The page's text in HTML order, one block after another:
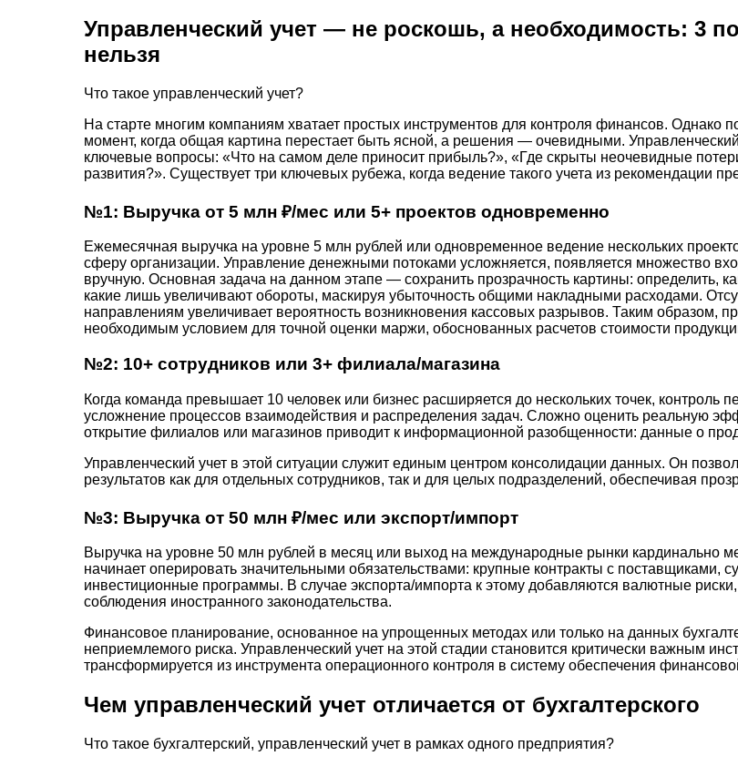
Управленческий учет — не роскошь, а необходимость: 3
нельзя
Что такое управленческий учет?
На старте многим компаниям хватает простых инструментов для контроля финансов. Однако
момент, когда общая картина перестает быть ясной, а решения — очевидными.
ключевые вопросы: «Что на самом деле приносит прибыль?», «Где скрыты неочевидные
развития?». Существует три ключевых рубежа, когда ведение такого учета из рекомендации
№1: Выручка от 5 млн ₽/мес или 5+ проектов одновременно
Ежемесячная выручка на уровне 5 млн рублей или одновременное ведение нескольких
сферу организации. Управление денежными потоками усложняется, появляется множество
вручную. Основная задача на данном этапе — сохранить прозрачность картины: определить,
какие лишь увеличивают обороты, маскируя убыточность общими накладными расходами.
направлениям увеличивает вероятность возникновения кассовых разрывов. Таким образом,
необходимым условием для точной оценки маржи, обоснованных расчетов стоимости
№2: 10+ сотрудников или 3+ филиала/магазина
Когда команда превышает 10 человек или бизнес расширяется до нескольких точек, контроль
усложнение процессов взаимодействия и распределения задач. Сложно оценить реальную
открытие филиалов или магазинов приводит к информационной разобщенности: данные о
Управленческий учет в этой ситуации служит единым центром консолидации данных. Он
результатов как для отдельных сотрудников, так и для целых подразделений, обеспечивая
№3: Выручка от 50 млн ₽/мес или экспорт/импорт
Выручка на уровне 50 млн рублей в месяц или выход на международные рынки кардинально
начинает оперировать значительными обязательствами: крупные контракты с
инвестиционные программы. В случае экспорта/импорта к этому добавляются валютные
соблюдения иностранного законодательства.
Финансовое планирование, основанное на упрощенных методах или только на данных
неприемлемого риска. Управленческий учет на этой стадии становится критически важным
трансформируется из инструмента операционного контроля в систему обеспечения
Чем управленческий учет отличается от бухгалтерского
Что такое бухгалтерский, управленческий учет в рамках одного предприятия?